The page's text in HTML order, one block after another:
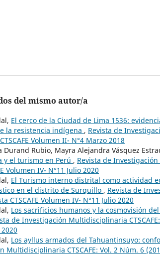
del mismo autor/a
El cerco de la Ciudad de Lima 1536:
la resistencia indígena , Revista de
Volumen II- N°4 Marzo 2018
Durand Rubio, Mayra Alejandra Vásquez
y el turismo en Perú , Revista de
Volumen IV- N°11 Julio 2020
El Turismo interno distrital como actividad
en el distrito de Surquillo , Revista de
CTSCAFE Volumen IV- N°11 Julio 2020
Los sacrificios humanos y la cosmovisión
de Investigación Multidisciplinaria
Los ayllus armados del Tahuantinsuyo:
Multidisciplinaria CTSCAFE: Vol. 2 Núm. 6